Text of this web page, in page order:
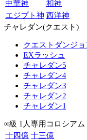
中華神
和神
エジプト神 西洋神
チャレダン(クエスト)
クエストダンジ
EXラッシュ
チャレダン5
チャレダン4
チャレダン3
チャレダン2
チャレダン1
∞級 1人専用コロシアム
十四億 十三億